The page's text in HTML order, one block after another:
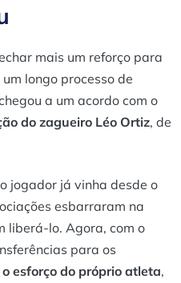
mais um reforço para
longo processo de
a um acordo com o
do zagueiro Léo Ortiz, de
jogador já vinha desde o
esbarraram na
liberá-lo. Agora, com o
para os
o esforço do próprio atleta,